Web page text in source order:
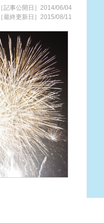
［記事公開日］2014/06/04
［最終更新日］2015/08/11